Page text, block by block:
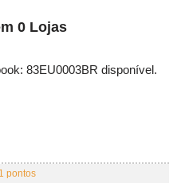
0 Lojas
83EU0003BR disponível.
pontos